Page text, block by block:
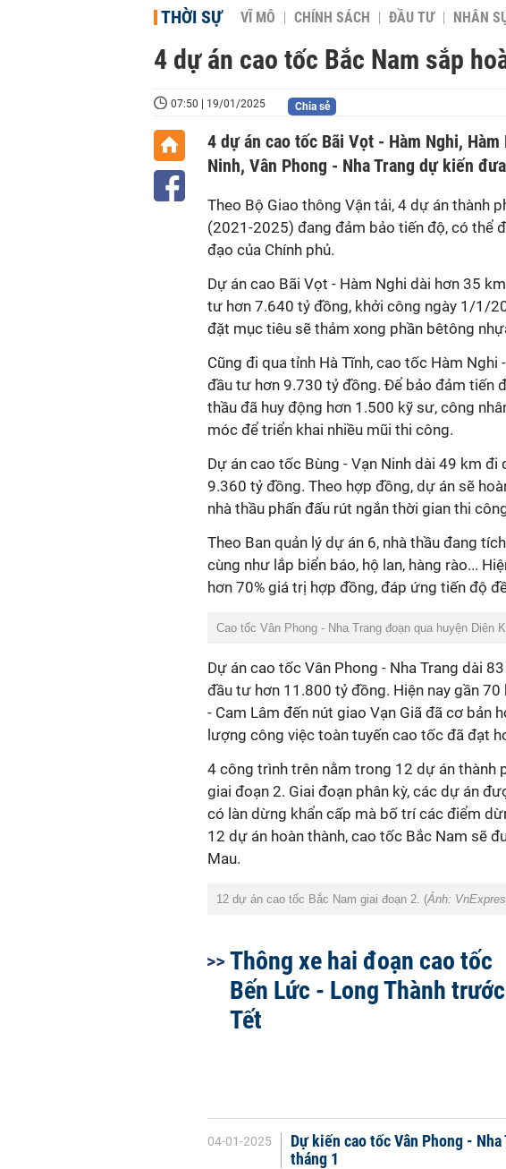
THỜI SỰ VĨ MÔ CHÍNH SÁCH ĐẦU TƯ NHÂN
4 dự án cao tốc Bắc Nam sắp
07:50 | 19/01/2025 Chia sẻ
4 dự án cao tốc Bãi Vọt - Hàm Nghi,
Ninh, Vân Phong - Nha Trang dự kiến
Theo Bộ Giao thông Vận tải, 4 dự án thành
(2021-2025) đang đảm bảo tiến độ, có thể
đạo của Chính phủ.
Dự án cao Bãi Vọt - Hàm Nghi dài hơn 35
tư hơn 7.640 tỷ đồng, khởi công ngày 1/1/
đặt mục tiêu sẽ thảm xong phần bêtông
Cũng đi qua tỉnh Hà Tĩnh, cao tốc Hàm
đầu tư hơn 9.730 tỷ đồng. Để bảo đảm tiến
thầu đã huy động hơn 1.500 kỹ sư, công
móc để triển khai nhiều mũi thi công.
Dự án cao tốc Bùng - Vạn Ninh dài 49 km
9.360 tỷ đồng. Theo hợp đồng, dự án sẽ
nhà thầu phấn đấu rút ngắn thời gian thi
Theo Ban quản lý dự án 6, nhà thầu đang
cùng như lắp biển báo, hộ lan, hàng rào...
hơn 70% giá trị hợp đồng, đáp ứng tiến độ
Cao tốc Vân Phong - Nha Trang đoạn qua huyện Diên
Dự án cao tốc Vân Phong - Nha Trang dài
đầu tư hơn 11.800 tỷ đồng. Hiện nay gần
- Cam Lâm đến nút giao Vạn Giã đã cơ bản
lượng công việc toàn tuyến cao tốc đã đạt
4 công trình trên nằm trong 12 dự án thành
giai đoạn 2. Giai đoạn phân kỳ, các dự án
có làn dừng khẩn cấp mà bố trí các điểm
12 dự án hoàn thành, cao tốc Bắc Nam sẽ
Mau.
12 dự án cao tốc Bắc Nam giai đoạn 2. (Ảnh:
Thông xe hai đoạn cao tốc
Bến Lức - Long Thành trước
Tết
04-01-2025
Dự kiến cao tốc Vân Phong -
tháng 1